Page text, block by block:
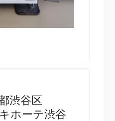
渋谷区
ホーテ渋谷